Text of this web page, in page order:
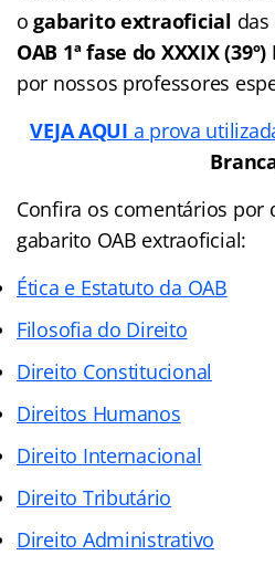
ogabarito extraoficial
OAB 1ª fase do XXXIX
por nossos professores
VEJA AQUI a prova
Confira os comentários por
gabarito OAB extraoficial:
Ética e Estatuto da OAB
Filosofia do Direito
Direito Constitucional
Direitos Humanos
Direito Internacional
Direito Tributário
Direito Administrativo